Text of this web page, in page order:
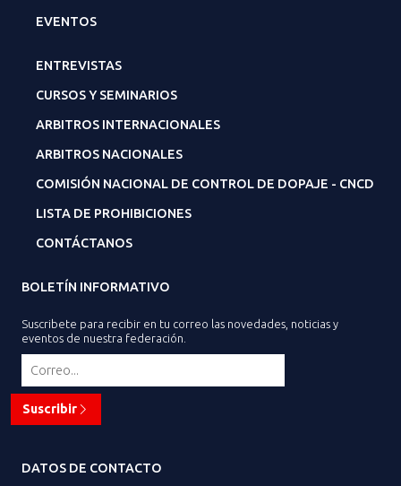
EVENTOS
ENTREVISTAS
CURSOS Y SEMINARIOS
ARBITROS INTERNACIONALES
ARBITROS NACIONALES
COMISIÓN NACIONAL DE CONTROL DE DOPAJE - CNCD
LISTA DE PROHIBICIONES
CONTÁCTANOS
BOLETÍN INFORMATIVO
Suscribete para recibir en tu correo las novedades, noticias y
eventos de nuestra federación.
Suscribir
DATOS DE CONTACTO